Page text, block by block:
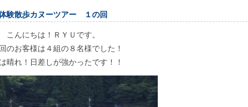
験散歩カヌーツアー １の回
こんにちは！ＲＹＵです。
のお客様は４組の８名様でした！
晴れ！日差しが強かったです！！